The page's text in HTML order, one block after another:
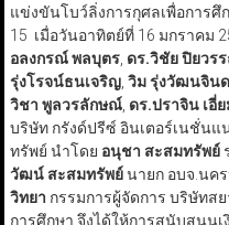
แข่งขันโบว์ลิ่งการกุศลเพื่อการศึ
15 เมื่อวันอาทิตย์ที่ 16 มกราคม
อลงกรณ์ พลบุตร, ดร.วิชัย ปิยวร
รุ่งโรจน์ธนเจริญ, วิม รุ่งวัฒนจิน
วิชา พูลวรลักษณ์, ดร.ปราจิน เอี่
บริษัท กรังด์ปรีซ์ อินเตอร์เนชั่น
ทรัพย์ นำโดย อนุชา สะสมทรัพย์
วัฒน์ สะสมทรัพย์นายก อบจ.นค
วิทยา กรรมการผู้จัดการ บริษัทส
การศึกษา จึงได้ให้การสนับสนุน